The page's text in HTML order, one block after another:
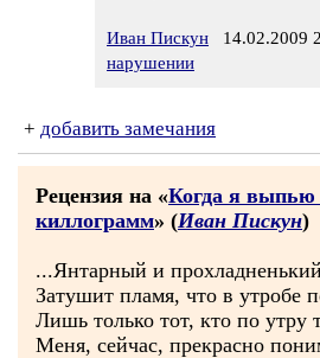
Иван Пискун 14.02.2009
нарушении
+ добавить замечания
Рецензия на «Когда я выпью
киллограмм» (Иван Пискун)
...Янтарный и
Затушит пламя, что в утробе
Лишь только тот, кто по утру
Меня, сейчас, прекрасно